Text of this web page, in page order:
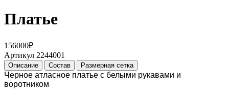
Платье
156000₽
Артикул 2244001
Описание Состав Размерная сетка
Черное атласное платье с белыми рукавами и
воротником